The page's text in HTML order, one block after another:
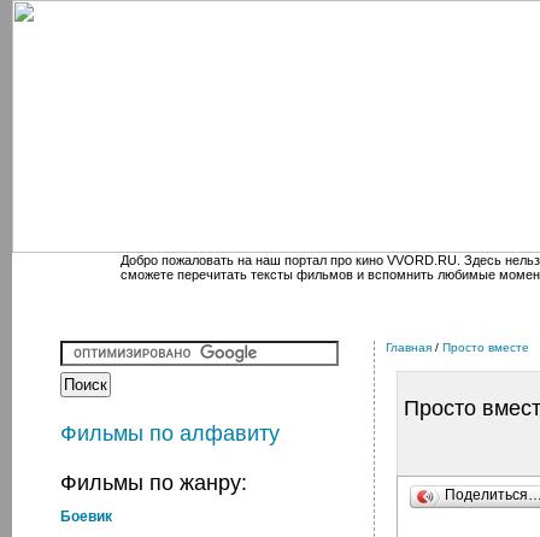
Добро пожаловать на наш портал про кино VVORD.RU. Здесь
сможете перечитать тексты фильмов и вспомнить любимые
Фильмы по алфавиту
Фильмы по жанру:
Боевик
Главная / Просто вместе
Просто